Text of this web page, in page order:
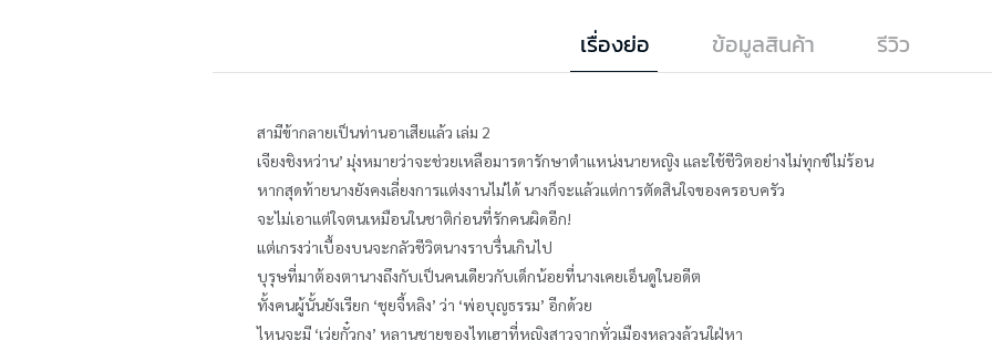
เรื่องย่อ ข้อมูลสินค้า รีวิว
สามีข้ากลายเป็นท่านอาเสียแล้ว เล่ม 2
เจียงชิงหว่าน’ มุ่งหมายว่าจะช่วยเหลือมารดารักษาตำแหน่งนายหญิง และใช้ชีวิตอย่างไม่ทุกข์ไม่ร้อน
หากสุดท้ายนางยังคงเลี่ยงการแต่งงานไม่ได้ นางก็จะแล้วแต่การตัดสินใจของครอบครัว
จะไม่เอาแต่ใจตนเหมือนในชาติก่อนที่รักคนผิดอีก!
แต่เกรงว่าเบื้องบนจะกลัวชีวิตนางราบรื่นเกินไป
บุรุษที่มาต้องตานางถึงกับเป็นคนเดียวกับเด็กน้อยที่นางเคยเอ็นดูในอดีต
ทั้งคนผู้นั้นยังเรียก ‘ชุยจี้หลิง’ ว่า ‘พ่อบุญธรรม’ อีกด้วย
ไหนจะมี ‘เว่ยกั๋วกง’ หลานชายของไทเฮาที่หญิงสาวจากทั่วเมืองหลวงล้วนใฝ่หา